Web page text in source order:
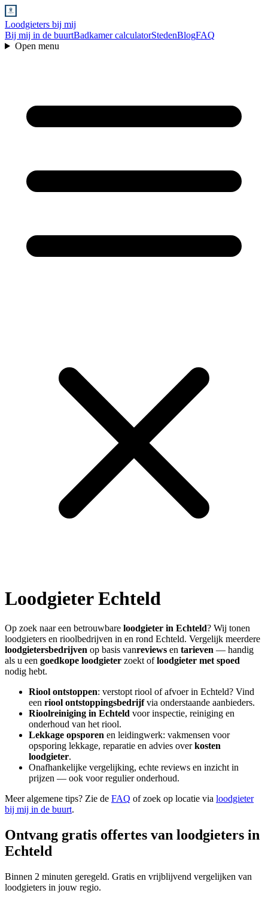
Loodgieters bij mij
Bij mij in de buurtBadkamer calculatorStedenBlogFAQ
Open menu
LoodgieterEchteld
Op zoek naar een betrouwbare loodgieter in Echteld? Wij tonen
loodgieters en rioolbedrijven in en rond Echteld. Vergelijk meerdere
loodgietersbedrijven op basis vanreviews en tarieven — handig
als u een goedkope loodgieter zoekt ofloodgieter met spoed
nodig hebt.
Riool ontstoppen: verstopt riool of afvoer in Echteld? Vind
een riool ontstoppingsbedrijfvia onderstaande aanbieders.
Rioolreiniging in Echteld voor inspectie, reiniging en
onderhoud van het riool.
Lekkage opsporen en leidingwerk: vakmensen voor
opsporing lekkage, reparatie en advies overkosten
loodgieter.
Onafhankelijke vergelijking, echte reviews en inzicht in
prijzen — ook voor regulier onderhoud.
Meer algemene tips? Zie de FAQ of zoek op locatie via loodgieter
bij mij in de buurt.
Ontvang gratis offertes van loodgieters in
Echteld
Binnen 2 minuten geregeld. Gratis en vrijblijvend vergelijken van
loodgieters in jouw regio.